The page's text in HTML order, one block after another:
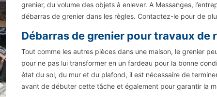
grenier, du volume des objets à enlever. A Messanges,
débarras de grenier dans les règles. Contactez-le pour de
Débarras de grenier pour travaux de
Tout comme les autres pièces dans une maison, le grenier
pour ne pas lui transformer en un fardeau pour la bonne
état du sol, du mur et du plafond, il est nécessaire de
avant de débuter cette tâche et également pour garantir la